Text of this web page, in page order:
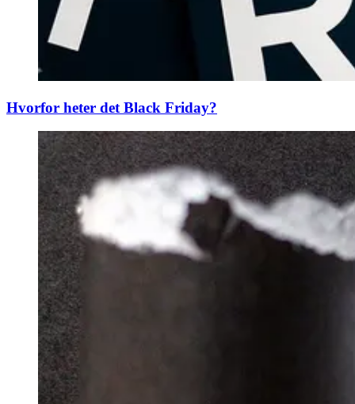
Hvorfor heter det Black Friday?